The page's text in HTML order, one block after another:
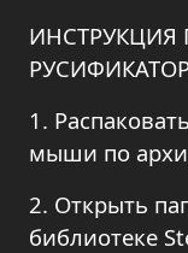
ИНСТРУКЦИЯ
1.
мыши по
2. Открыть
библиотеке